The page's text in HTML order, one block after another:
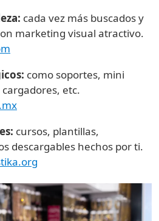
cada vez más buscados y
marketing visual atractivo.
como soportes, mini
etc.
cursos, plantillas,
descargables hechos por ti.